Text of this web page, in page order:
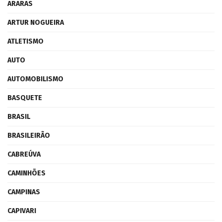
ARARAS
ARTUR NOGUEIRA
ATLETISMO
AUTO
AUTOMOBILISMO
BASQUETE
BRASIL
BRASILEIRÃO
CABREÚVA
CAMINHÕES
CAMPINAS
CAPIVARI